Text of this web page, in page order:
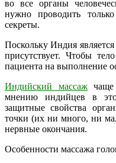
во все органы
нужно проводить
секреты.
Поскольку Индия
присутствует. Чтобы
пациента на выполнение
Индийский массажчаще
мнению индийцев в
защитные свойства
точки (их ни много, ни
нервные окончания.
Особенности массажа